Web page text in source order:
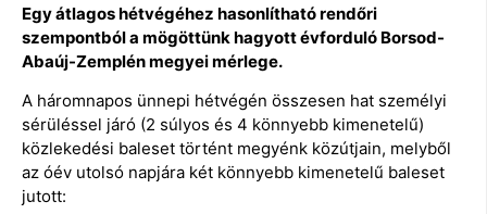
Egy átlagos hétvégéhez hasonlítható rendőri
szempontból a mögöttünk hagyott évforduló Borsod-
Abaúj-Zemplén megyei mérlege.
A háromnapos ünnepi hétvégén összesen hat személyi
sérüléssel járó (2 súlyos és 4 könnyebb kimenetelű)
közlekedési baleset történt megyénk közútjain, melyből
az óév utolsó napjára két könnyebb kimenetelű baleset
jutott: